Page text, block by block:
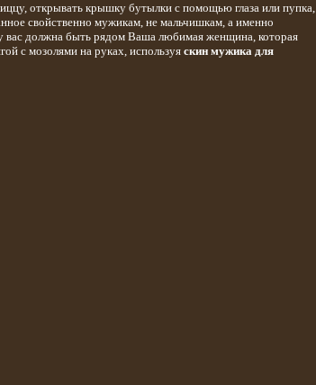
открывать крышку бутылки с помощью глаза или пупка,
свойственно мужикам, не мальчишкам, а именно
должна быть рядом Ваша любимая женщина, которая
с мозолями на руках, используя скин мужика для